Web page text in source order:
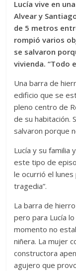
Lucía vive en
Alvear y
de 5 metros
rompió varios
se salvaron
vivienda. “Todo
Una barra de
edificio que se
pleno centro de
de su habitación.
salvaron porque
Lucía y su familia
este tipo de
le ocurrió el
tragedia”.
La barra de
pero para Lucía
momento no
niñera. La mujer
constructora
agujero que